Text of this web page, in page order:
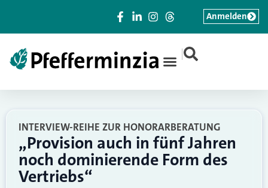
|
Anmelden
INTERVIEW-REIHE ZUR HONORARBERATUNG
„Provision auch in fünf Jahren
noch dominierende Form des
Vertriebs“